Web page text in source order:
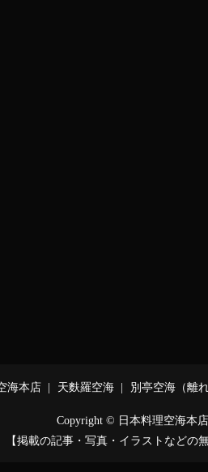
海本店 天麩羅空海 別亭空海（離れ
Copyright © 日本料理空海本店
【掲載の記事・写真・イラストなどの